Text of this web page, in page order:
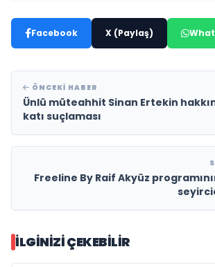
Facebook X (Paylaş)
ÖNCEKI HABER
Ünlü müteahhit Sinan Ertekin
katı suçlaması
Freeline By Raif Akyüz
İLGINIZI ÇEKEBILIR